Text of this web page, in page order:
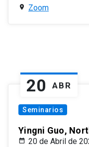
Zoom
20 ABR
Seminarios
Yingni Guo,
20 de Abril de